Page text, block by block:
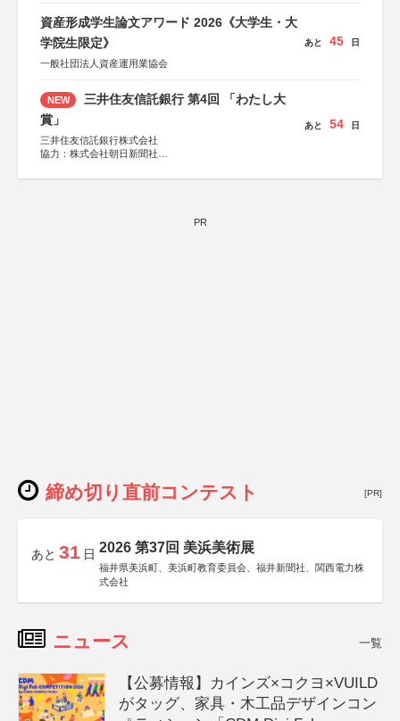
資産形成学生論文アワード 2026《大学生・大
学院生限定》
一般社団法人資産運用業協会
あと 45 日
NEW
三井住友信託銀行 第4回 「わたし大
賞」
三井住友信託銀行株式会社
協力：株式会社朝日新聞社
あと 54 日
PR
締め切り直前コンテスト [PR]
あと 31 日 2026 第37回 美浜美術展
福井県美浜町、美浜町教育委員会、福井新聞社、関西電力株
式会社
ニュース 一覧
【公募情報】カインズ×コクヨ×VUILD
がタッグ、家具・木工品デザインコン